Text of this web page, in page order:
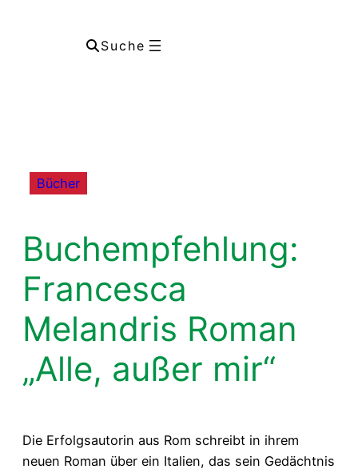
Suche
Bücher
Buchempfehlung:
Francesca
Melandris Roman
„Alle, außer mir“
Die Erfolgsautorin aus Rom schreibt in ihrem
neuen Roman über ein Italien, das sein Gedächtnis